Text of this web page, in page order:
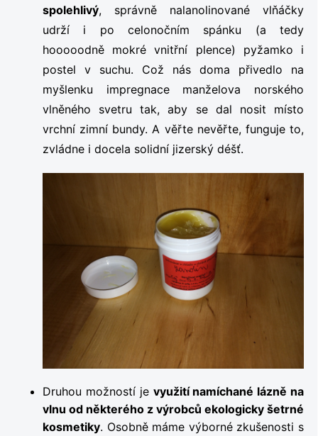
spolehlivý, správně nalanolinované vlňáčky
udrží i po celonočním spánku (a tedy
hooooodně mokré vnitřní plence) pyžamko i
postel v suchu. Což nás doma přivedlo na
myšlenku impregnace manželova norského
vlněného svetru tak, aby se dal nosit místo
vrchní zimní bundy. A věřte nevěřte, funguje to,
zvládne i docela solidní jizerský déšť.
Druhou možností je využití namíchané lázně na
vlnu od některého z výrobců ekologicky šetrné
kosmetiky. Osobně máme výborné zkušenosti s